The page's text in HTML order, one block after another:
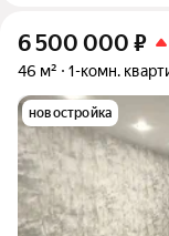
6 500 000 ₽
46 м² 1-комн.
новостройка